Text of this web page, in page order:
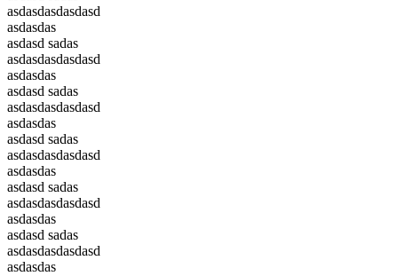
asdasdasdasdasd
asdasdas
asdasd sadas
asdasdasdasdasd
asdasdas
asdasd sadas
asdasdasdasdasd
asdasdas
asdasd sadas
asdasdasdasdasd
asdasdas
asdasd sadas
asdasdasdasdasd
asdasdas
asdasd sadas
asdasdasdasdasd
asdasdas